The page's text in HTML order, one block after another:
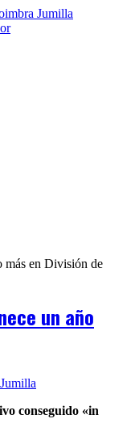
un año
conseguido «in